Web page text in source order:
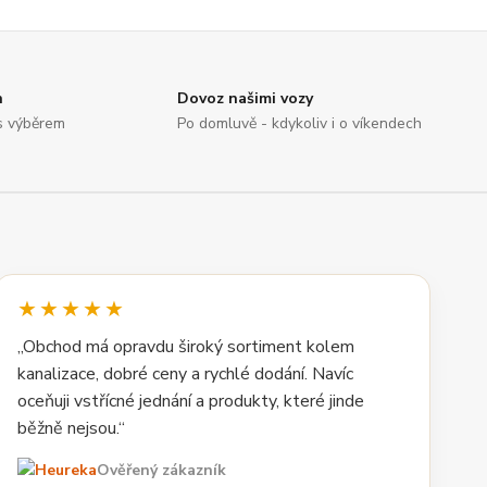
výběrem
Dovoz našimi vozy
Po domluvě - kdykoliv i o víkendech
★★★★★
„Obchod má opravdu široký sortiment kolem
kanalizace, dobré ceny a rychlé dodání. Navíc
oceňuji vstřícné jednání a produkty, které jinde
běžně nejsou.“
Ověřený zákazník